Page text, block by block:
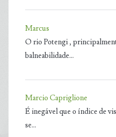
Marcus
O rio Potengi ,
balneabilidade…
Marcio Capriglione
É inegável que o índice de
se…